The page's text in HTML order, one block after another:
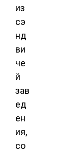
из
сэ
нд
ви
че
й
зав
ед
ен
ия,
со